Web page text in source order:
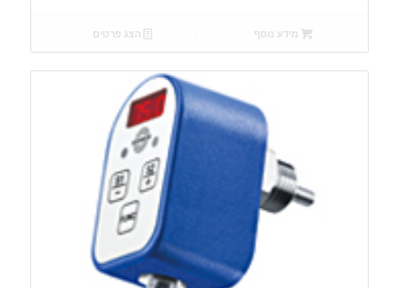
מידע נוסף הצג פרטים